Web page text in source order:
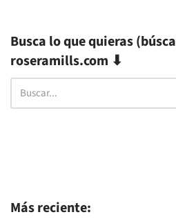
Busca lo que quieras
roseramills.com ⬇
Más reciente: